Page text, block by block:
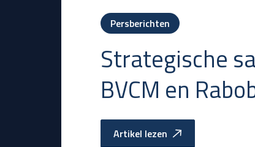
Persberichten
Strategische
BVCM en
Artikel lezen